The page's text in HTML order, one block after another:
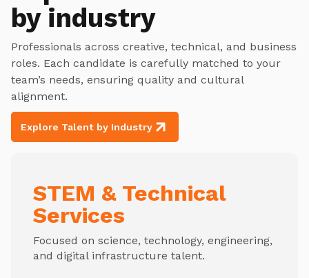
by industry
Professionals across creative, technical, and business
roles. Each candidate is carefully matched to your
team’s needs, ensuring quality and cultural
alignment.
Explore Talent by Industry
STEM & Technical
Services
Focused on science, technology, engineering,
and digital infrastructure talent.